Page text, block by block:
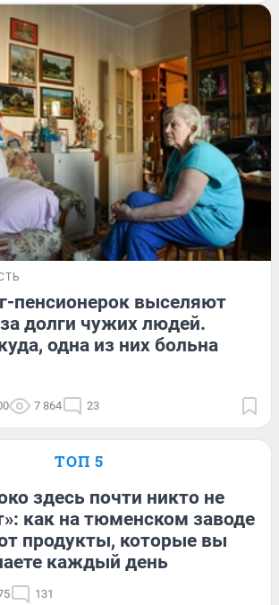
пенсионерок выселяют
долги чужих людей.
одна из них больна
7 864 23
ТОП 5
здесь почти никто не
как на тюменском заводе
продукты, которые вы
каждый день
131